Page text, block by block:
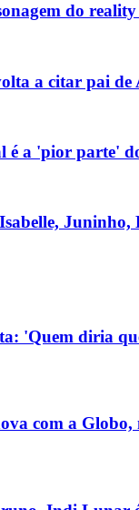
do
a citar pai
é a 'pior parte'
Juninho,
'Quem diria
com a Globo,